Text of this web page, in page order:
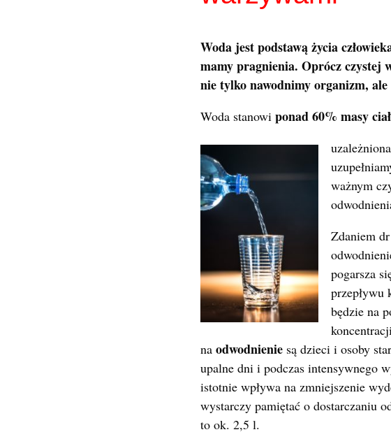
Woda jest podstawą życia
mamy pragnienia. Oprócz czystej
nie tylko nawodnimy organizm,
Woda stanowi ponad 60% masy
ważnym
Zdaniem
pogarsza
przepływu
będzie na
na odwodnienie są dzieci i osoby
upalne dni i podczas intensywnego
istotnie wpływa na zmniejszenie
wystarczy pamiętać o dostarczaniu
to ok. 2,5 l.